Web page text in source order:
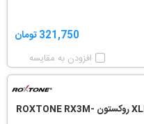
321,750 تومان
افزودن به مقایسه
کانکتور XLR روکستون ROXTONE RX3M-